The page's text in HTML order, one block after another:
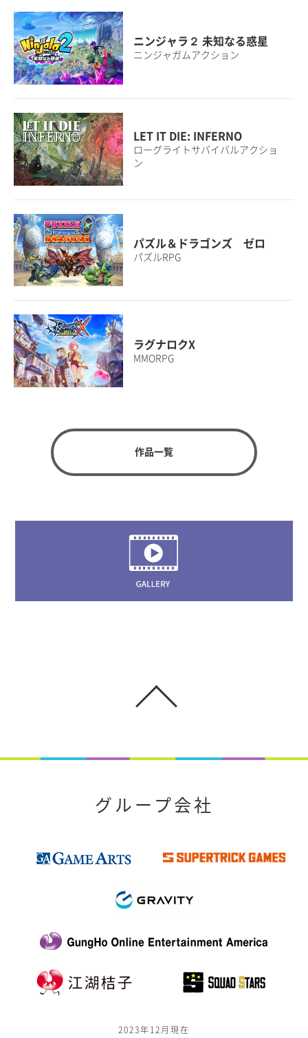
ニンジャラ２ 未知なる惑星
ニンジャガムアクション
LET IT DIE: INFERNO
ローグライトサバイバルアクショ
ン
パズル＆ドラゴンズ ゼロ
パズルRPG
ラグナロクX
MMORPG
作品一覧
グループ会社
2023年12月現在